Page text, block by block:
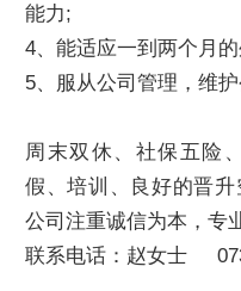
能力;
4、能适应一到两个月
5、服从公司管理，维护
周末双休、社保五险
假、培训、良好的晋升
公司注重诚信为本，专
联系电话：赵女士